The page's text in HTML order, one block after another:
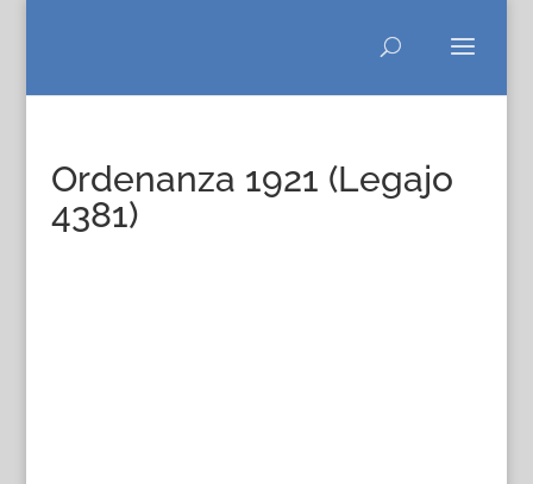
Ordenanza 1921 (Legajo
4381)